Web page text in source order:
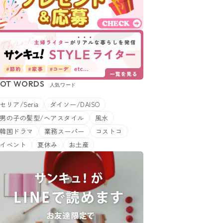
WORDS 人気ワード
セリア/Seria
ダイソー/DAISO
男の子の髪型/ヘアスタイル
風水
韓国ドラマ
業務スーパー
コストコ
イベント
夏休み お土産